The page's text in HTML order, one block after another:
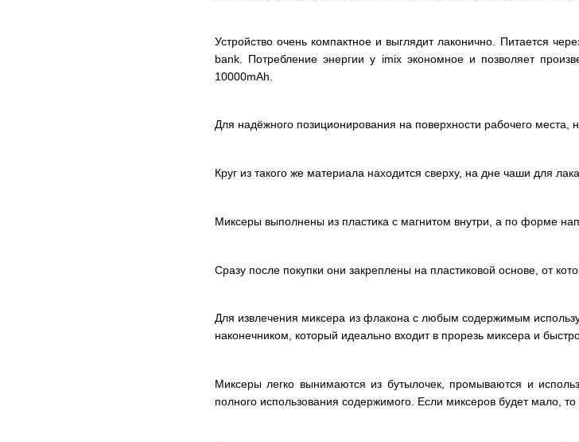
Устройство очень компактное и выглядит лаконично. Питается
bank. Потребление энергии у imix экономное и позволяет
10000mAh.
Для надёжного позиционирования на поверхности рабочего места,
Круг из такого же материала находится сверху, на дне чаши для лака.
Миксеры выполнены из пластика с магнитом внутри, а по форме
Сразу после покупки они закреплены на пластиковой основе, от
Для извлечения миксера из флакона с любым содержимым
наконечником, который идеально входит в прорезь миксера и
Миксеры легко вынимаются из бутылочек, промываются и
полного использования содержимого. Если миксеров будет мало,